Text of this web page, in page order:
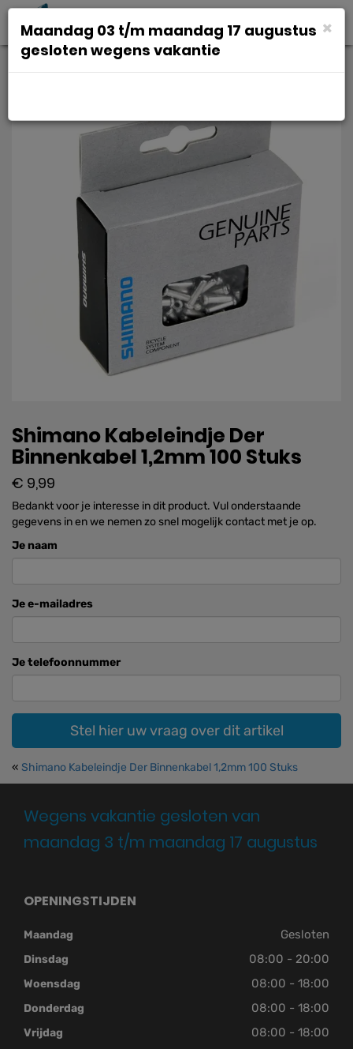
Shimano Kabeleindje Der
Binnenkabel 1,2mm 100 Stuks
€ 9,99
Bedankt voor je interesse in dit product. Vul onderstaande
gegevens in en we nemen zo snel mogelijk contact met je op.
Je naam
Je e-mailadres
Je telefoonnummer
Stel hier uw vraag over dit artikel
« Shimano Kabeleindje Der Binnenkabel 1,2mm 100 Stuks
Wegens vakantie gesloten van
maandag 3 t/m maandag 17 augustus
OPENINGSTIJDEN
Maandag Gesloten
Dinsdag 08:00 - 20:00
Woensdag 08:00 - 18:00
Donderdag 08:00 - 18:00
Vrijdag 08:00 - 18:00
×
Maandag 03 t/m maandag 17 augustus
gesloten wegens vakantie